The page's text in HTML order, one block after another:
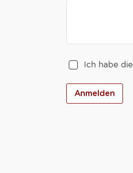
Ich habe die
Anmelden